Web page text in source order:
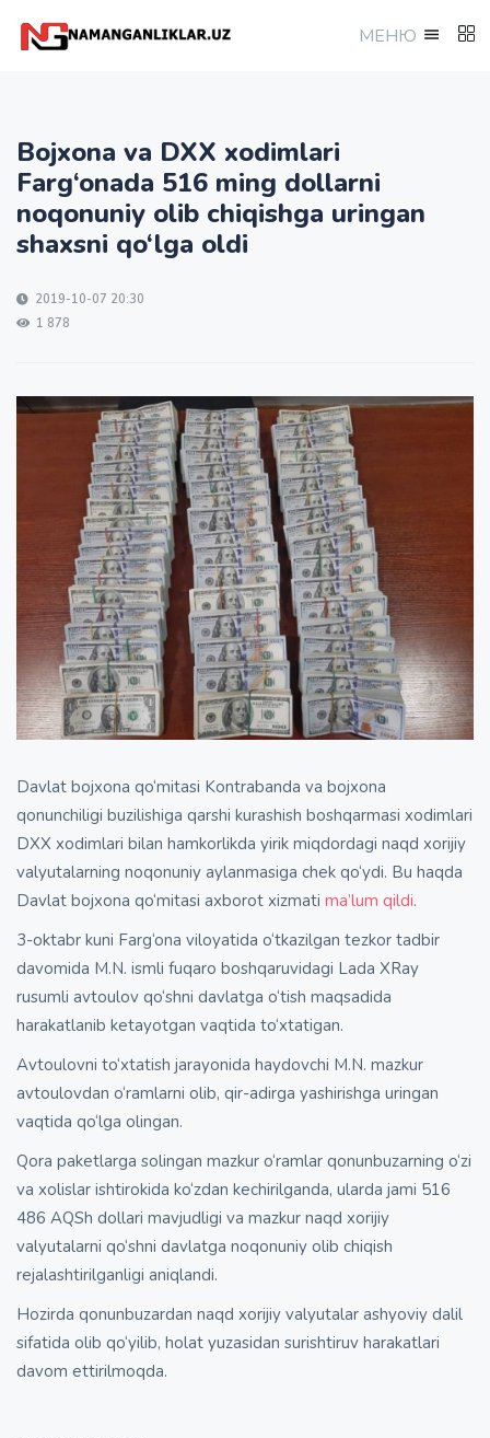
МEНЮ
Bojxona va DXX xodimlari
Farg‘onada 516 ming dollarni
noqonuniy olib chiqishga uringan
shaxsni qo‘lga oldi
2019-10-07 20:30
1 878
Davlat bojxona qo‘mitasi Kontrabanda va bojxona
qonunchiligi buzilishiga qarshi kurashish boshqarmasi xodimlari
DXX xodimlari bilan hamkorlikda yirik miqdordagi naqd xorijiy
valyutalarning noqonuniy aylanmasiga chek qo‘ydi. Bu haqda
Davlat bojxona qo‘mitasi axborot xizmati ma’lum qildi.
3-oktabr kuni Farg‘ona viloyatida o‘tkazilgan tezkor tadbir
davomida M.N. ismli fuqaro boshqaruvidagi Lada XRay
rusumli avtoulov qo‘shni davlatga o‘tish maqsadida
harakatlanib ketayotgan vaqtida to‘xtatigan.
Avtoulovni to‘xtatish jarayonida haydovchi M.N. mazkur
avtoulovdan o‘ramlarni olib, qir-adirga yashirishga uringan
vaqtida qo‘lga olingan.
Qora paketlarga solingan mazkur o‘ramlar qonunbuzarning o‘zi
va xolislar ishtirokida ko‘zdan kechirilganda, ularda jami 516
486 AQSh dollari mavjudligi va mazkur naqd xorijiy
valyutalarni qo‘shni davlatga noqonuniy olib chiqish
rejalashtirilganligi aniqlandi.
Hozirda qonunbuzardan naqd xorijiy valyutalar ashyoviy dalil
sifatida olib qo‘yilib, holat yuzasidan surishtiruv harakatlari
davom ettirilmoqda.